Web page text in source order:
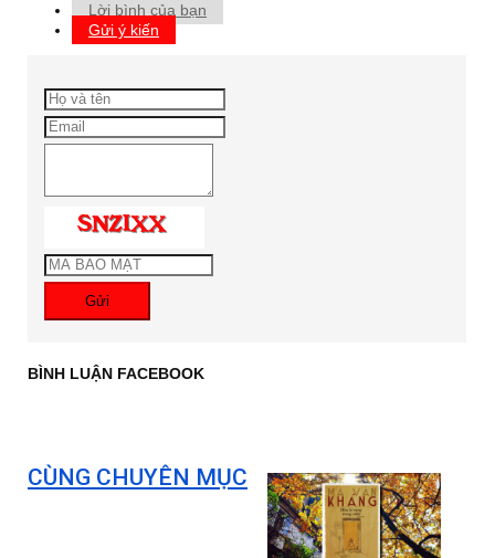
Lời bình của bạn
Gửi ý kiến
Gửi
BÌNH LUẬN FACEBOOK
CÙNG CHUYÊN MỤC